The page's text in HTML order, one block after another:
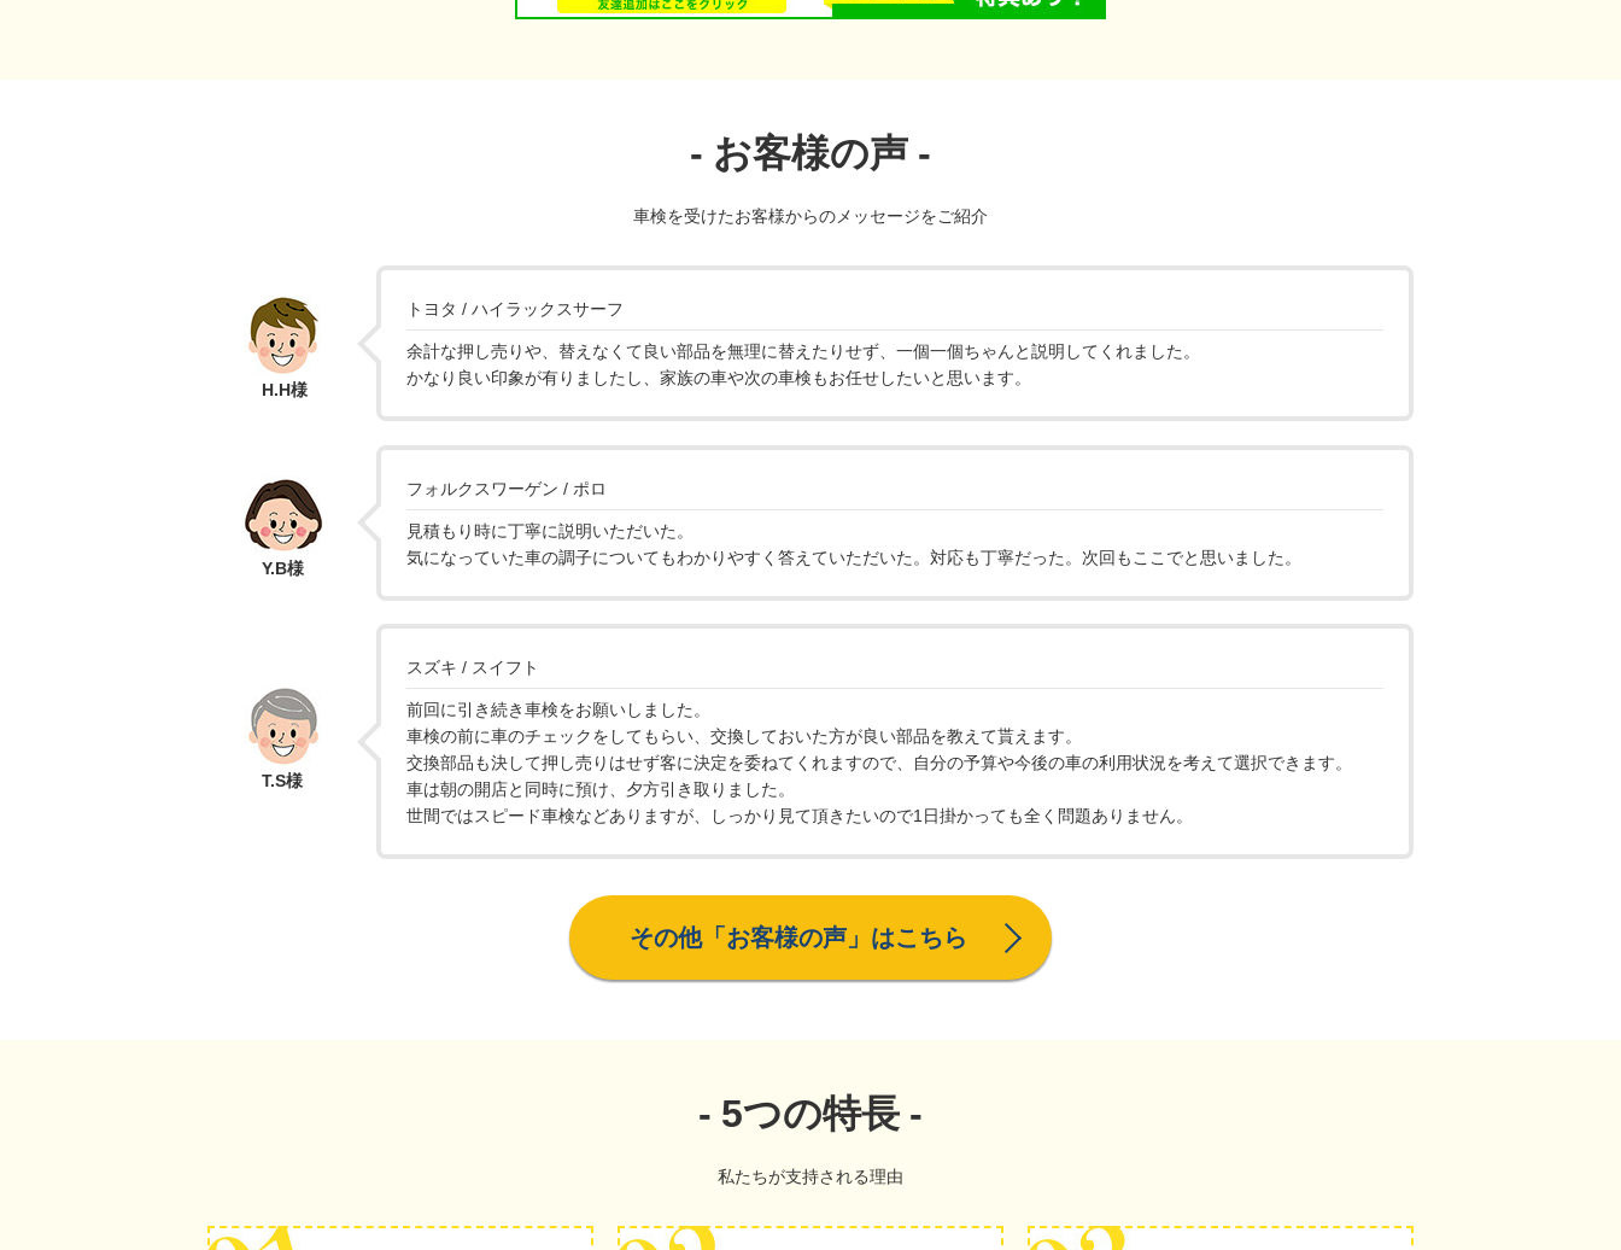
お客様の声
車検を受けたお客様からのメッセージをご紹介
H.H様
トヨタ / ハイラックスサーフ
余計な押し売りや、替えなくて良い部品を無理に替えたりせず、一個一個ちゃんと説明してくれました。
かなり良い印象が有りましたし、家族の車や次の車検もお任せしたいと思います。
Y.B様
フォルクスワーゲン / ポロ
見積もり時に丁寧に説明いただいた。
気になっていた車の調子についてもわかりやすく答えていただいた。対応も丁寧だった。次回もここでと思いました。
T.S様
スズキ / スイフト
前回に引き続き車検をお願いしました。
車検の前に車のチェックをしてもらい、交換しておいた方が良い部品を教えて貰えます。
交換部品も決して押し売りはせず客に決定を委ねてくれますので、自分の予算や今後の車の利用状況を考えて選択できます。
車は朝の開店と同時に預け、夕方引き取りました。
世間ではスピード車検などありますが、しっかり見て頂きたいので1日掛かっても全く問題ありません。
その他「お客様の声」はこちら
5つの特長
私たちが支持される理由